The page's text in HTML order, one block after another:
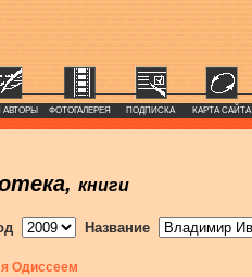
АВТОРЫ ФОТОГАЛЕРЕЯ ПОДПИСКА КАРТА САЙТА
книги
Название
Одиссеем